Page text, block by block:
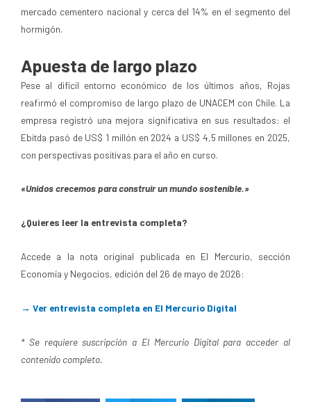
mercado cementero nacional y cerca del 14% en el segmento del
hormigón.
Apuesta de largo plazo
Pese al difícil entorno económico de los últimos años, Rojas
reafirmó el compromiso de largo plazo de UNACEM con Chile. La
empresa registró una mejora significativa en sus resultados: el
Ebitda pasó de US$ 1 millón en 2024 a US$ 4,5 millones en 2025,
con perspectivas positivas para el año en curso.
«Unidos crecemos para construir un mundo sostenible.»
¿Quieres leer la entrevista completa?
Accede a la nota original publicada en El Mercurio, sección
Economía y Negocios, edición del 26 de mayo de 2026:
→ Ver entrevista completa en El Mercurio Digital
* Se requiere suscripción a El Mercurio Digital para acceder al
contenido completo.